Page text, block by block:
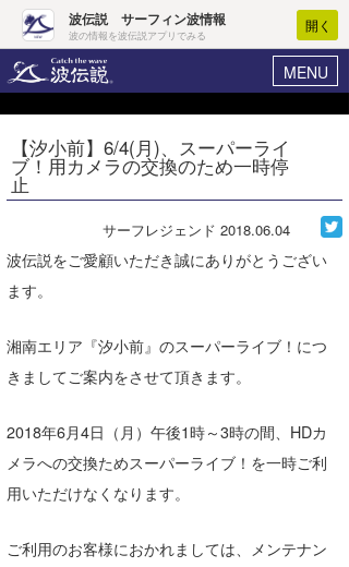
波伝説 サーフィン波情報
波の情報を波伝説アプリでみる
開く
MENU
ヘルプ マイホーム
ログイン
波情報･概況
WAVE HUNTER
気象情報
ニュース
サーフィンエリアガイド
会員メニュー
【汐小前】6/4(月)、スーパーライ
ブ！用カメラの交換のため一時停
止
サーフレジェンド 2018.06.04
波伝説をご愛顧いただき誠にありがとうござい
ます。
湘南エリア『汐小前』のスーパーライブ！につ
きましてご案内をさせて頂きます。
2018年6月4日（月）午後1時～3時の間、HDカ
メラへの交換ためスーパーライブ！を一時ご利
用いただけなくなります。
ご利用のお客様におかれましては、メンテナン
Core Surf Japan
ファッション/グッズ
トラベル
ショップ情報
湘南
千葉北
ウラナミ
お知らせ
その他